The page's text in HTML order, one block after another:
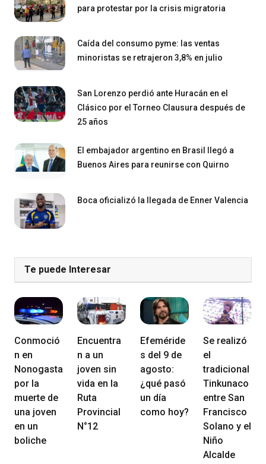
para protestar por la crisis migratoria
Caída del consumo pyme: las ventas
minoristas se retrajeron 3,8% en julio
San Lorenzo perdió ante Huracán en el
Clásico por el Torneo Clausura después de
25 años
El embajador argentino en Brasil llegó a
Buenos Aires para reunirse con Quirno
Boca oficializó la llegada de Enner Valencia
Te puede Interesar
Conmoció
n en
Nonogasta
por la
muerte de
una joven
en un
boliche
Encuentra
n a un
joven sin
vida en la
Ruta
Provincial
N°12
Efeméride
s del 9 de
agosto:
¿qué pasó
un día
como hoy?
Se realizó
el
tradicional
Tinkunaco
entre San
Francisco
Solano y el
Niño
Alcalde